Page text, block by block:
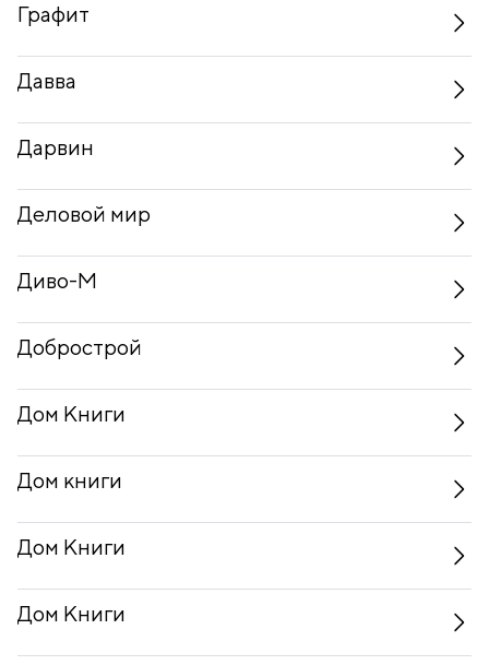
Графит
Давва
Дарвин
Деловой мир
Диво-М
Добрострой
Дом Книги
Дом книги
Дом Книги
Дом Книги